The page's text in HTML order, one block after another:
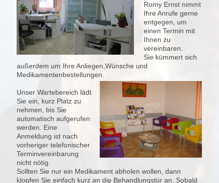
Romy Ernst nimmt
Ihre Anrufe gerne
entgegen, um
einen Termin mit
Ihnen zu
vereinbaren.
Sie kümmert sich
außerdem um Ihre Anliegen,Wünsche und
Medikamentenbestellungen.
Unser Wartebereich lädt
Sie ein, kurz Platz zu
nehmen, bis Sie
automatisch aufgerufen
werden. Eine
Anmeldung ist nach
vorheriger telefonischer
Terminvereinbarung
nicht nötig.
Sollten Sie nur ein Medikament abholen wollen, dann
klopfen Sie einfach kurz an die Behandlungstür an. Sobald